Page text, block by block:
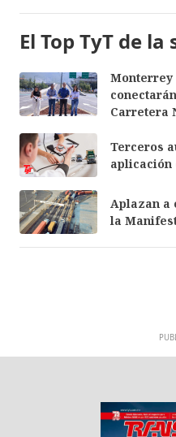
El Top TyT de la
Monterrey
Carretera
Terceros
aplicación
Aplazan a
la